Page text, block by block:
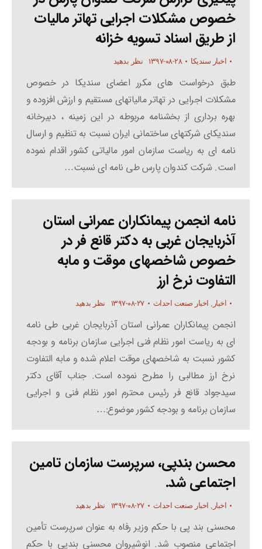
خصوص مشکلات اجرایی تهاتر مالیات
از طریق اسناد تسویه خزانه
اخبار سندیکا ۱۳۹۷-۰۸-۲۸ نظر بدهید
طبق درخواست های مکرر اعضای سندیکا در خصوص
مشکلات اجرایی در تهاتر مالیاتهای مستقیم و ارزش افزوده و
بهره برداری از بخشنامه مربوطه در این زمینه ، دبیرخانه
سندیکای شرکتهای ساختمانی ایران نسبت به تنظیم و ارسال
نامه ای به ریاست سازمان امور مالیاتی کشور اقدام نموده
است. شرکت کندوان پارس طی نامه ای نسبت…
نامه انجمن پیمانکاران عمرانی استان
آذربایجان غربی به دکتر قانع فر در
خصوص شاخصهای موقت و مابه
التفاوت نرخ ارز
اخبار , اخبار صنعت احداث ۱۳۹۷-۰۸-۲۷ نظر بدهید
انجمن پیمانکاران عمرانی استان آذربایجان غربی طی نامه
ای به ریاست امور نظام فنی اجرایی سازمان برنامه و بودجه
کشور نسبت به شاخصهای موقت اعلام شده و مابه التفاوت
نرخ ارز مطالبی را مطرح نموده است. جناب آقای دکتر
سیدجواد قانع فر رئیس محترم امور نظام فنی و اجرایی
سازمان برنامه و بودجه کشور موضوع:…
محسن بندپی، سرپرست سازمان تامین
اجتماعی شد.
اخبار , اخبار صنعت احداث ۱۳۹۷-۰۸-۲۷ نظر بدهید
محسنی بند پی با حکم وزیر رفاه به عنوان سرپرست تأمین
اجتماعی منصوب شد. انوشیروان محسنی بندپی با حکم